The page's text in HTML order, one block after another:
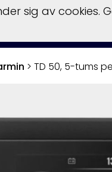
> TD 50, 5-tums
sig av cookies.